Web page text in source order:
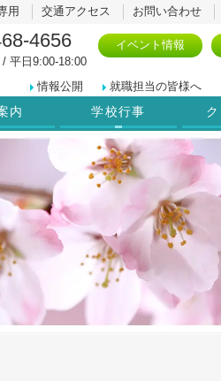
用 交通アクセス お問い合わせ
4656
平日9:00-18:00
イベント情報
情報公開 就職担当の皆様へ
内 学校行事